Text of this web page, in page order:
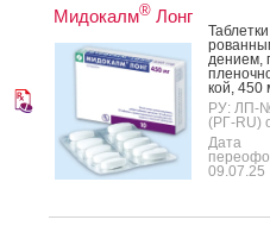
Мидокалм®Лонг
де­ни­ем,
кой, 450
РУ: ЛП-
(РГ-RU)
Дата
09.07.25